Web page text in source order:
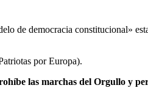
de democracia constitucional»
por Europa).
las marchas del Orgullo y